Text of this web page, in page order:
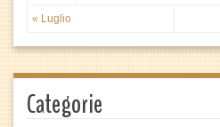
« Luglio
Categorie